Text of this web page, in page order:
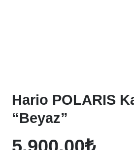
Hario POLARIS
“Beyaz”
5,900.00₺